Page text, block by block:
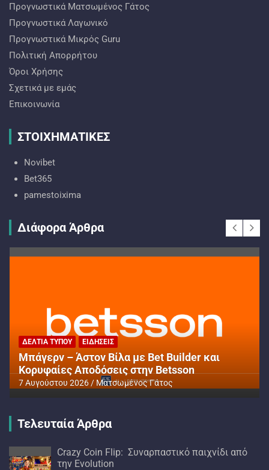
Προγνωστικά Ματσωμένος Γάτος
Προγνωστικά Λαγωνικό
Προγνωστικά Mικρός Guru
Πολιτική Απορρήτου
Όροι Χρήσης
Σχετικά με εμάς
Επικοινωνία
ΣΤΟΙΧΗΜΑΤΙΚΕΣ
Novibet
Bet365
pamestoixima
Διάφορα Άρθρα
ΔΕΛΤΊΑ ΤΎΠΟΥ ΕΙΔΉΣΕΙΣ
Μπάγερν – Άστον Βίλα με Bet Builder και
Κορυφαίες Αποδόσεις στην Betsson
7 Αυγούστου 2026 Ματσωμένος Γάτος
Τελευταία Άρθρα
Crazy Coin Flip: Συναρπαστικό παιχνίδι από
την Evolution